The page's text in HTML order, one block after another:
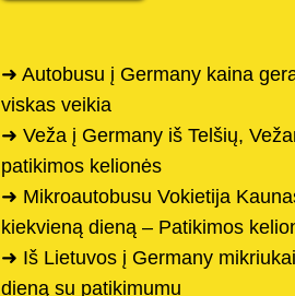
➜ Autobusu į Germany kaina
viskas veikia
➜ Veža į Germany iš Telšių,
patikimos kelionės
➜ Mikroautobusu Vokietija
kiekvieną dieną – Patikimos
➜ Iš Lietuvos į Germany
dieną su patikimumu